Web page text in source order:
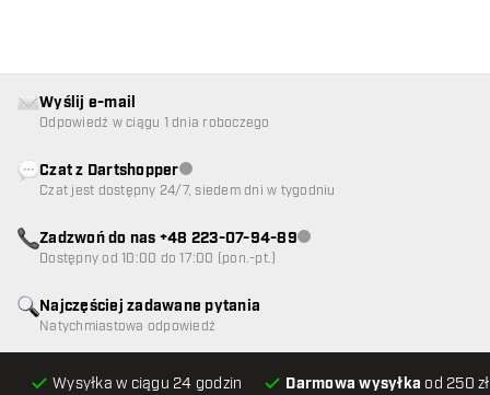
Wysyłka w ciągu 24 godzin Darmowa wysyłka od 250
Najczęściej zadawane pytania
Natychmiastowa odpowiedź
Wyślij e-mail
Odpowiedź w ciągu 1 dnia roboczego
Czat z DartshopperObsługa klienta niedostępna
Czat jest dostępny 24/7, siedem dni w tygodniu
Zadzwoń do nas +48 223-07-94-89Obsługa klienta niedostępna
Dostępny od 10:00 do 17:00 (pon.-pt.)